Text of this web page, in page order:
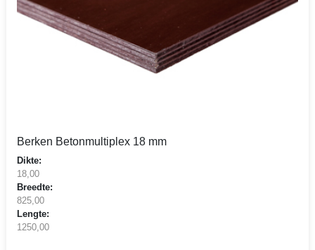
Berken Betonmultiplex 18 mm
Dikte:
18,00
Breedte:
825,00
Lengte:
1250,00